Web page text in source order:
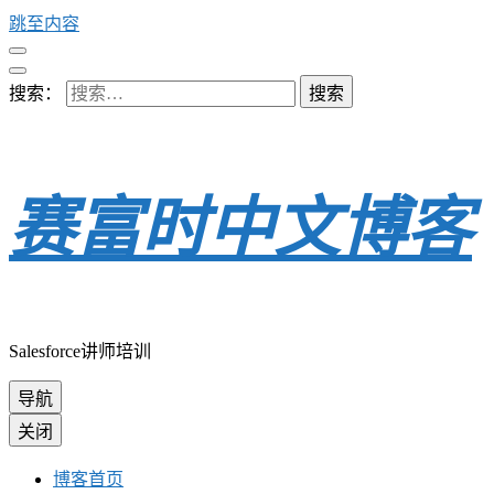
跳至内容
搜索：
赛富时中文博客
Salesforce讲师培训
导航
关闭
博客首页